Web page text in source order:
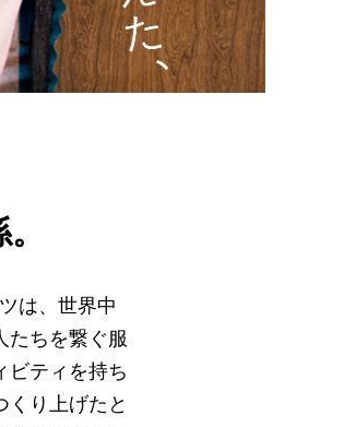
は、世界中
たちを繋ぐ服
ビティを持ち
り上げたと